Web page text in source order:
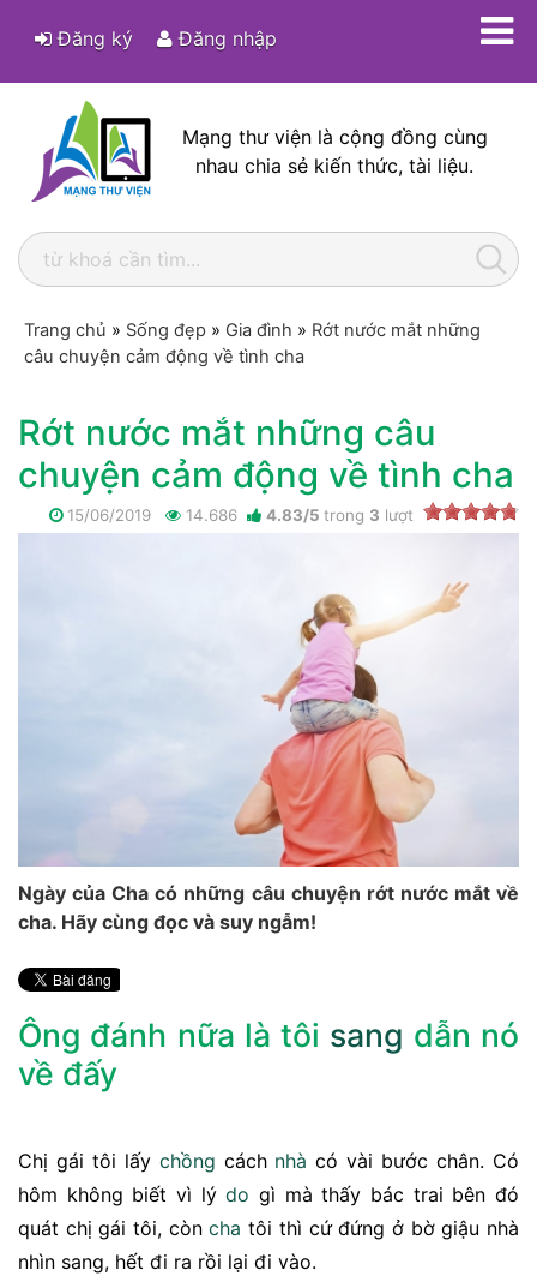
Đăng ký Đăng nhập
Mạng thư viện là cộng đồng cùng
nhau chia sẻ kiến thức, tài liệu.
Trang chủ » Sống đẹp » Gia đình » Rớt nước mắt những
câu chuyện cảm động về tình cha
Rớt nước mắt những câu
chuyện cảm động về tình cha
15/06/2019 14.686 4.83/5 trong 3 lượt
Ngày của Cha có những câu chuyện rớt nước mắt về
cha. Hãy cùng đọc và suy ngẫm!
Ông đánh nữa là tôi sang dẫn nó
về đấy
Chị gái tôi lấy chồng cách nhà có vài bước chân. Có
hôm không biết vì lýdo gì mà thấy bác trai bên đó
quát chị gái tôi, còncha tôi thì cứ đứng ở bờ giậu nhà
nhìn sang, hết đi ra rồi lại đi vào.